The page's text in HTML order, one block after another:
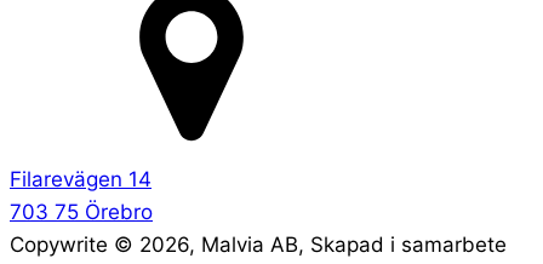
Filarevägen 14
703 75 Örebro
Copywrite © 2026, Malvia AB, Skapad i samarbete